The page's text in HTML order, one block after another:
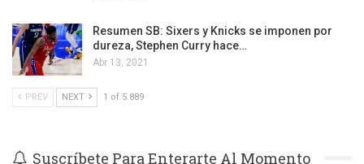
Resumen SB: Sixers y Knicks se imponen por
dureza, Stephen Curry hace…
Abr 13, 2021
PREV NEXT 1 of 5.889
Suscríbete Para Enterarte Al Momento